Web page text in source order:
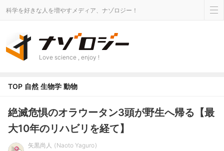
科学を好きな人を増やすメディア、ナゾロジー！
Love science , enjoy !
TOP 自然 生物学 動物
絶滅危惧のオラウータン3頭が野生へ帰る【最
大10年のリハビリを経て】
矢黒尚人
Naoto Yaguro